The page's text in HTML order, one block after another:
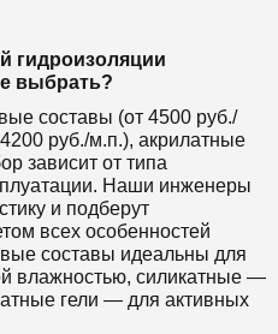
гидроизоляции
выбрать?
составы (от 4500 руб./
руб./м.п.), акрилатные
зависит от типа
Наши инженеры
и подберут
всех особенностей
составы идеальны для
влажностью, силикатные —
гели — для активных